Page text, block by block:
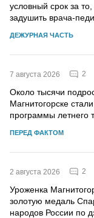
условный срок за
задушить врача-
ДЕЖУРНАЯ ЧАСТЬ
7 августа 2026 2
Около тысячи
Магнитогорске
программы летнего
ПЕРЕД ФАКТОМ
2 августа 2026 2
Уроженка
золотую медаль
народов России по